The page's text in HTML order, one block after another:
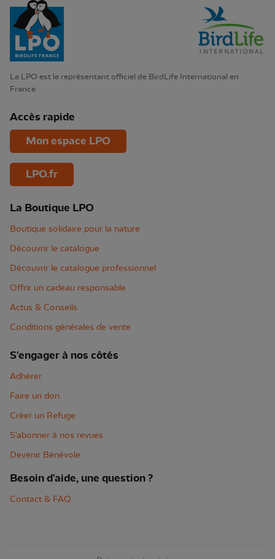
La LPO est le représentant officiel de BirdLife International en
France
Accès rapide
Mon espace LPO
LPO.fr
La Boutique LPO
Boutique solidaire pour la nature
Découvrir le catalogue
Découvrir le catalogue professionnel
Offrir un cadeau responsable
Actus & Conseils
Conditions générales de vente
S'engager à nos côtés
Adhérer
Faire un don
Créer un Refuge
S'abonner à nos revues
Devenir Bénévole
Besoin d'aide, une question ?
Contact & FAQ